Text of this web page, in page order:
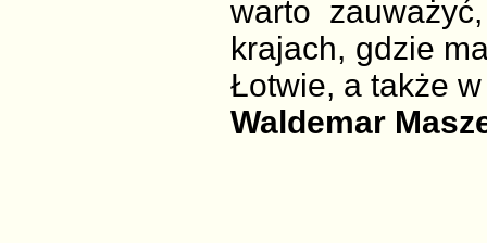
warto
krajach, gdzie
Łotwie, a także
Waldemar